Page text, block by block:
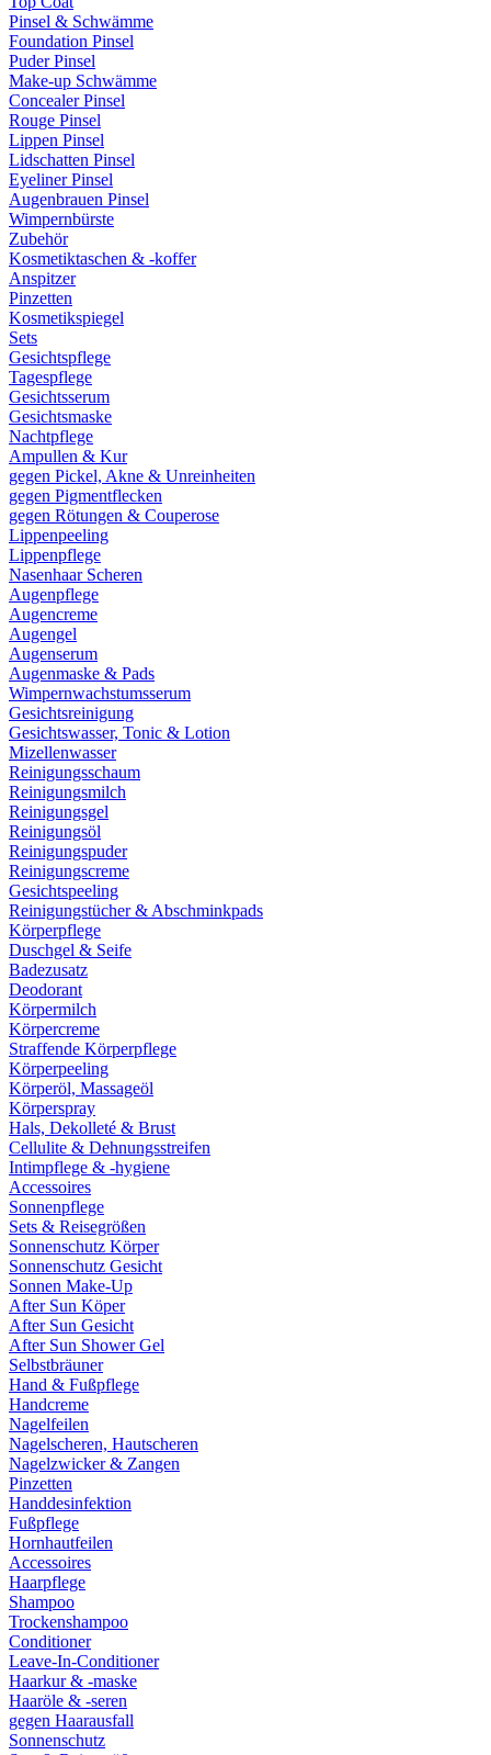
Pinsel & Schwämme
Foundation Pinsel
Puder Pinsel
Make-up Schwämme
Concealer Pinsel
Rouge Pinsel
Lippen Pinsel
Lidschatten Pinsel
Eyeliner Pinsel
Augenbrauen Pinsel
Wimpernbürste
Zubehör
Kosmetiktaschen & -koffer
Anspitzer
Pinzetten
Kosmetikspiegel
Sets
Gesichtspflege
Tagespflege
Gesichtsserum
Gesichtsmaske
Nachtpflege
Ampullen & Kur
gegen Pickel, Akne & Unreinheiten
gegen Pigmentflecken
gegen Rötungen & Couperose
Lippenpeeling
Lippenpflege
Nasenhaar Scheren
Augenpflege
Augencreme
Augengel
Augenserum
Augenmaske & Pads
Wimpernwachstumsserum
Gesichtsreinigung
Gesichtswasser, Tonic & Lotion
Mizellenwasser
Reinigungsschaum
Reinigungsmilch
Reinigungsgel
Reinigungsöl
Reinigungspuder
Reinigungscreme
Gesichtspeeling
Reinigungstücher & Abschminkpads
Körperpflege
Duschgel & Seife
Badezusatz
Deodorant
Körpermilch
Körpercreme
Straffende Körperpflege
Körperpeeling
Körperöl, Massageöl
Körperspray
Hals, Dekolleté & Brust
Cellulite & Dehnungsstreifen
Intimpflege & -hygiene
Accessoires
Sonnenpflege
Sets & Reisegrößen
Sonnenschutz Körper
Sonnenschutz Gesicht
Sonnen Make-Up
After Sun Köper
After Sun Gesicht
After Sun Shower Gel
Selbstbräuner
Hand & Fußpflege
Handcreme
Nagelfeilen
Nagelscheren, Hautscheren
Nagelzwicker & Zangen
Pinzetten
Handdesinfektion
Fußpflege
Hornhautfeilen
Accessoires
Haarpflege
Shampoo
Trockenshampoo
Conditioner
Leave-In-Conditioner
Haarkur & -maske
Haaröle & -seren
gegen Haarausfall
Sonnenschutz